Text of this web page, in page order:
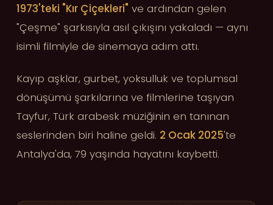
1973'teki "Kır Çiçekleri" ve ardından gelen
"Çeşme" şarkısıyla asıl çıkışını yakaladı — aynı
isimli filmiyle de sinemaya adım attı.
Kayıp aşklar, gurbet, yoksulluk ve toplumsal
dönüşümü şarkılarına ve filmlerine taşıyan
Tayfur, Türk arabesk müziğinin en tanınan
seslerinden biri haline geldi. 2 Ocak 2025'te
Antalya'da, 79 yaşında hayatını kaybetti.